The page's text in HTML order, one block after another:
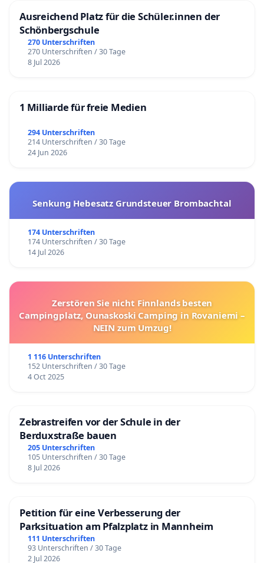
Ausreichend Platz für die Schüler.innen der
Schönbergschule
270 Unterschriften
270 Unterschriften / 30 Tage
8 Jul 2026
1 Milliarde für freie Medien
294 Unterschriften
214 Unterschriften / 30 Tage
24 Jun 2026
Senkung Hebesatz Grundsteuer Brombachtal
174 Unterschriften
174 Unterschriften / 30 Tage
14 Jul 2026
Zerstören Sie nicht Finnlands besten
Campingplatz, Ounaskoski Camping in Rovaniemi –
NEIN zum Umzug!
1 116 Unterschriften
152 Unterschriften / 30 Tage
4 Oct 2025
Zebrastreifen vor der Schule in der
Berduxstraße bauen
205 Unterschriften
105 Unterschriften / 30 Tage
8 Jul 2026
Petition für eine Verbesserung der
Parksituation am Pfalzplatz in Mannheim
111 Unterschriften
93 Unterschriften / 30 Tage
2 Jul 2026